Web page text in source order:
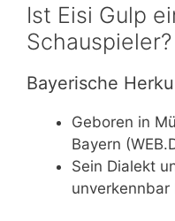
Ist Eisi Gulp
Schauspieler?
Bayerische
Geboren in
Bayern
Sein Dialekt
unverkennbar